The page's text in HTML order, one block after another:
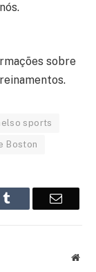
sobre
sports
Boston
Tumblr Email